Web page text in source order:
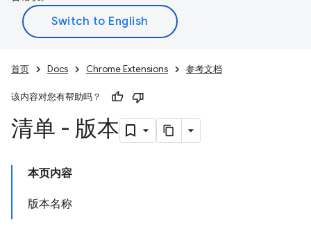
首页 Docs Chrome Extensions 参考文档
该内容对您有帮助吗？
清单 - 版本
本页内容
版本名称